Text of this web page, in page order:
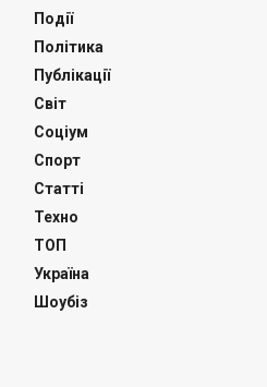
Події
Політика
Публікації
Світ
Соціум
Спорт
Статті
Техно
ТОП
Україна
Шоубіз